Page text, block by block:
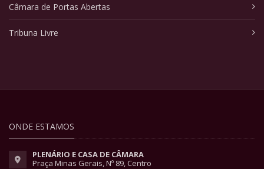
Câmara de Portas Abertas
Tribuna Livre
ONDE ESTAMOS
PLENÁRIO E CASA DE CÂMARA
Praça Minas Gerais, Nº 89, Centro